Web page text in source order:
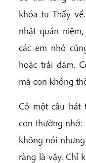
khóa tu Thầy
nhật quán
các em nhỏ
hoặc trải dăm.
mà con không
Có một câu hát
con thường nhớ:
không nói
ràng là vậy. Chỉ